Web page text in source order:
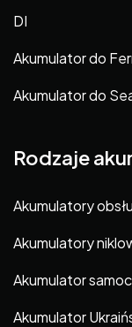
DI
Akumulator do
Akumulator do
Rodzaje
Akumulatory
Akumulatory
Akumulator
Akumulator